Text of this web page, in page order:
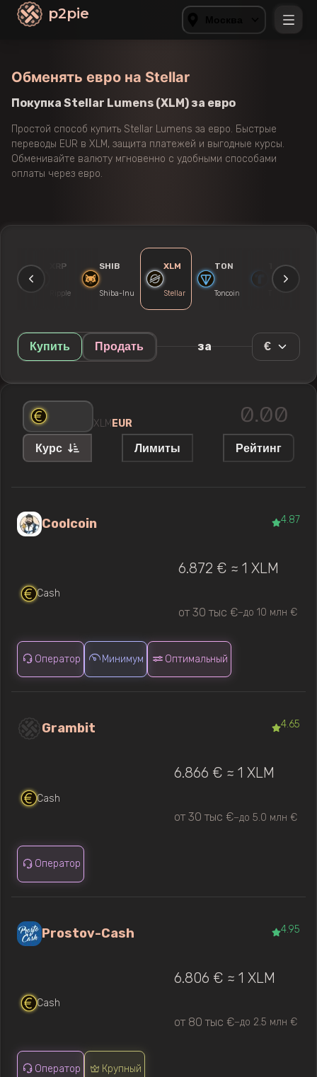
p2pie
Обменять евро на Stellar
Покупка Stellar Lumens (XLM) за евро
Простой способ купить Stellar Lumens за евро. Быстрые
переводы EUR в XLM, защита платежей и выгодные курсы.
Обменивайте валюту мгновенно с удобными способами
оплаты через евро.
XRP
Ripple
SHIB
Shiba-Inu
XLM
Stellar
TON
Toncoin
TUSD
Купить Продать за €
XLM EUR
Курс Лимиты Рейтинг
Coolcoin 4.87
Cash
6.872 € ≈ 1 XLM
от 30 тыс €—до 10 млн €
Оператор Минимум Оптимальный
Grambit 4.65
Cash
6.866 € ≈ 1 XLM
от 30 тыс €—до 5.0 млн €
Оператор
Prostov-Cash 4.95
Cash
6.806 € ≈ 1 XLM
от 80 тыс €—до 2.5 млн €
Оператор Крупный